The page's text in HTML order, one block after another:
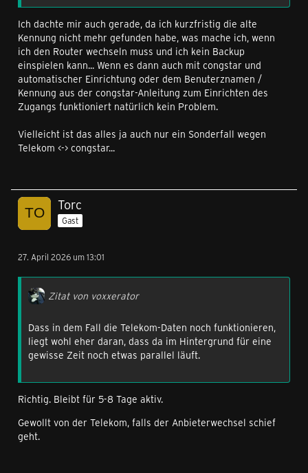
Ich dachte mir auch gerade, da ich kurzfristig die alte
Kennung nicht mehr gefunden habe, was mache ich, wenn
ich den Router wechseln muss und ich kein Backup
einspielen kann... Wenn es dann auch mit congstar und
automatischer Einrichtung oder dem Benuterznamen /
Kennung aus der congstar-Anleitung zum Einrichten des
Zugangs funktioniert natürlich kein Problem.
Vielleicht ist das alles ja auch nur ein Sonderfall wegen
Telekom <-> congstar...
Torc
Gast
27. April 2026 um 13:01
Zitat von voxxerator
Dass in dem Fall die Telekom-Daten noch funktionieren,
liegt wohl eher daran, dass da im Hintergrund für eine
gewisse Zeit noch etwas parallel läuft.
Richtig. Bleibt für 5-8 Tage aktiv.
Gewollt von der Telekom, falls der Anbieterwechsel schief
geht.